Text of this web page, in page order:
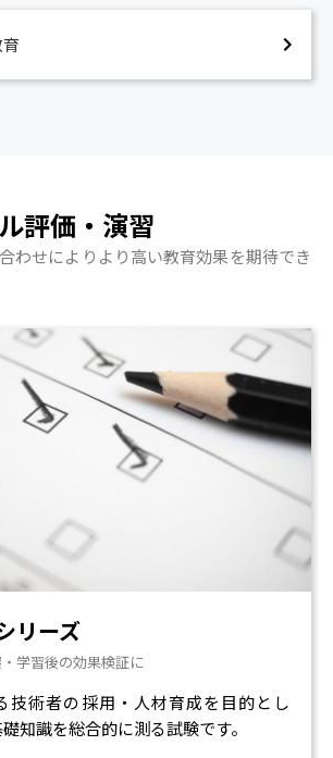
評価・演習
わせによりより高い教育効果を期待でき
リーズ
学習後の効果検証に
技術者の採用・人材育成を目的とし
知識を総合的に測る試験です。